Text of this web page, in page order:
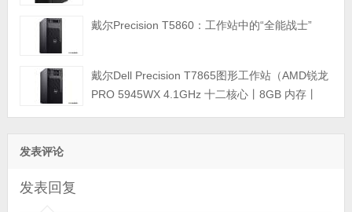
戴尔Precision T5860：工作站中的“全能战士”
戴尔Dell Precision T7865图形工作站（AMD锐龙
PRO 5945WX 4.1GHz 十二核心丨8GB 内存丨
发表评论
发表回复